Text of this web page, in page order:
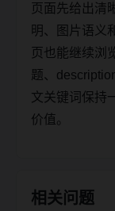
页面先给出清
明、图片语义
页也能继续浏
题、
文关键词保持
价值。
相关问题